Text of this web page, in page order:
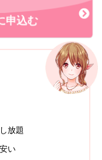
申込む
放題
い